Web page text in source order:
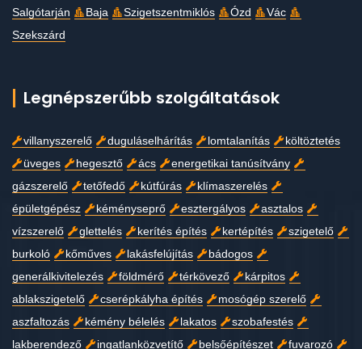
Salgótarján
Baja Szigetszentmiklós Ózd
Vác
Szekszárd
Legnépszerűbb szolgáltatások
villanyszerelő duguláselhárítás lomtalanítás
költöztetés
üveges
hegesztő ács
energetikai tanúsítvány
gázszerelő
tetőfedő kútfúrás
klímaszerelés
épületgépész
kéményseprő esztergályos
asztalos
vízszerelő
glettelés kerítés építés kertépítés
szigetelő
burkoló
kőműves lakásfelújítás
bádogos
generálkivitelezés
földmérő térkövező
kárpitos
ablakszigetelő
cserépkályha építés
mosógép szerelő
aszfaltozás
kémény bélelés lakatos
szobafestés
lakberendező
ingatlanközvetítő belsőépítészet fuvarozó